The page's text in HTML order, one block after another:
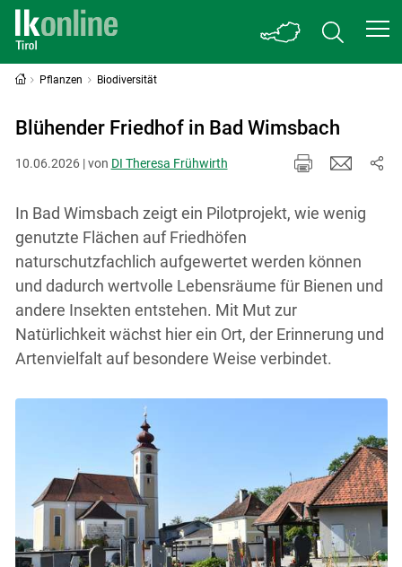
Pflanzen Biodiversität
Blühender Friedhof in Bad Wimsbach
10.06.2026 | von DI Theresa Frühwirth
In Bad Wimsbach zeigt ein Pilotprojekt, wie wenig
genutzte Flächen auf Friedhöfen
naturschutzfachlich aufgewertet werden können
und dadurch wertvolle Lebensräume für Bienen und
andere Insekten entstehen. Mit Mut zur
Natürlichkeit wächst hier ein Ort, der Erinnerung und
Artenvielfalt auf besondere Weise verbindet.